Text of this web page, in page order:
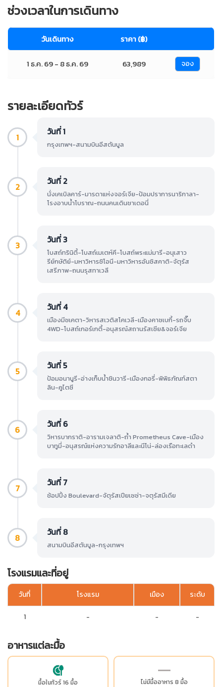
ช่วงเวลาในการเดินทาง
วันเดินทาง ราคา (฿)
1 ธ.ค. 69 - 8 ธ.ค. 69 63,989 จอง
รายละเอียดทัวร์
1 วันที่ 1
กรุงเทพฯ-สนามบินอีสตันบูล
2 วันที่ 2
นั่งเคเบิลคาร์-มารดาแห่งจอร์เจีย-ป้อมปราการนาริกาลา-
โรงอาบน้ำโบราณ-ถนนคนเดินชาเดอนี่
3 วันที่ 3
โบสถ์ทรินิตี้-โบสถ์เมเตห์คี-โบสถ์พระแม่มารี-อนุเสาว
รีย์กษัติย์-มหาวิหารซิโอนี-มหาวิหารอันซิสคาติ-จัตุรัส
เสรีภาพ-ถนนรุสทาเวลี
4 วันที่ 4
เมืองมีซเคตา-วิหารสเวติสโคเวลี-เมืองคาซเบกี้-รถจี๊บ
4WD-โบสถ์เกอร์เกตี้-อนุสรณ์สถานรัสเซีย&จอร์เจีย
5 วันที่ 5
ป้อมอนานูรี-อ่างเก็บน้ำชินวารี-เมืองกอรี่-พิพิธภัณฑ์สตา
ลิน-คูไตซี
6 วันที่ 6
วิหารบากราติ-อารามเจลาติ-ถ้ำ Prometheus Cave-เมือง
บาทูมี่-อนุสรณ์แห่งความรักอาลีและนีโน่-ล่องเรือทะเลดำ
7 วันที่ 7
ช้อปปิ้ง Boulevard-จัตุรัสเปียเซซ่า-จตุรัสมีเดีย
8 วันที่ 8
สนามบินอีสตันบูล-กรุงเทพฯ
โรงแรมและที่อยู่
วันที่ โรงแรม เมือง ระดับ
1 - - -
อาหารแต่ละมื้อ
มื้อในทัวร์ 16 มื้อ ไม่มีมื้ออาหาร 8 มื้อ